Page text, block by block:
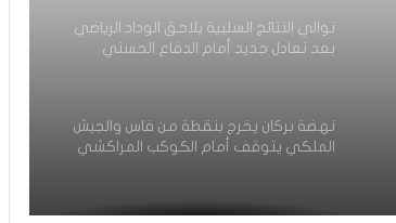
توالي النتائج السلبية يلاحق الوداد الرياضي
بعد تعادل جديد أمام الدفاع الحسني
نهضة بركان يخرج بنقطة من فاس والجيش
الملكي يتوقف أمام الكوكب المراكشي